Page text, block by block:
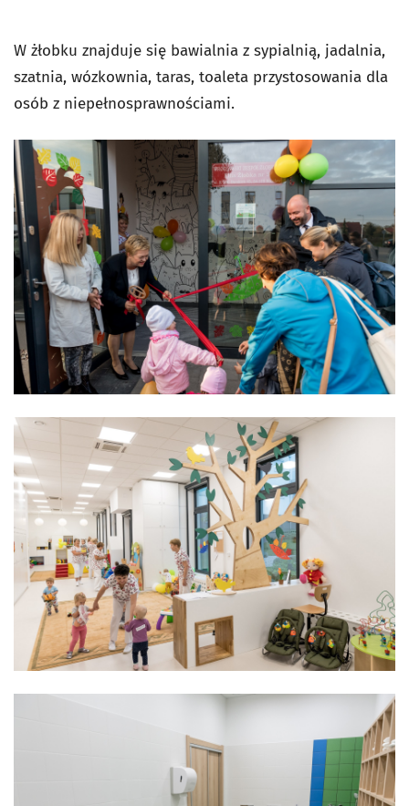
W żłobku znajduje się bawialnia z sypialnią, jadalnia,
szatnia, wózkownia, taras, toaleta przystosowania dla
osób z niepełnosprawnościami.